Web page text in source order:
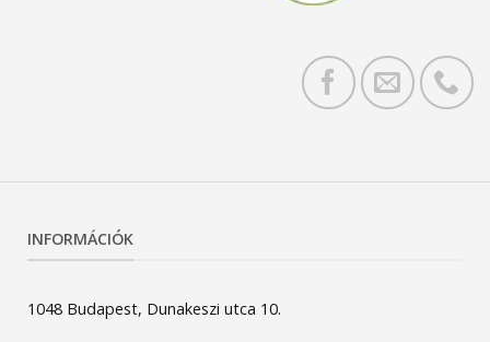
INFORMÁCIÓK
1048 Budapest, Dunakeszi utca 10.